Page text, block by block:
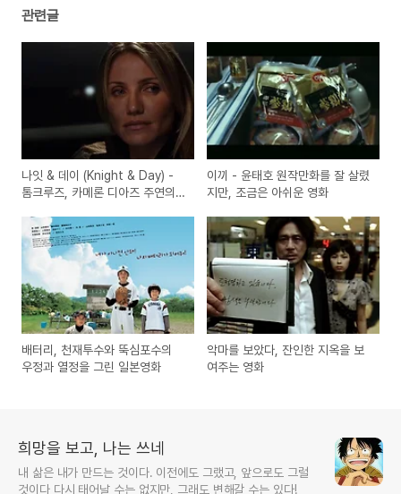
관련글
나잇 & 데이 (Knight & Day) -
톰크루즈, 카메론 디아즈 주연의
이끼 - 윤태호 원작만화를 잘 살렸
지만, 조금은 아쉬운 영화
배터리, 천재투수와 뚝심포수의
우정과 열정을 그린 일본영화
악마를 보았다, 잔인한 지옥을 보
여주는 영화
희망을 보고, 나는 쓰네
내 삶은 내가 만드는 것이다. 이전에도 그랬고, 앞으로도 그럴
것이다 다시 태어날 수는 없지만, 그래도 변해갈 수는 있다!